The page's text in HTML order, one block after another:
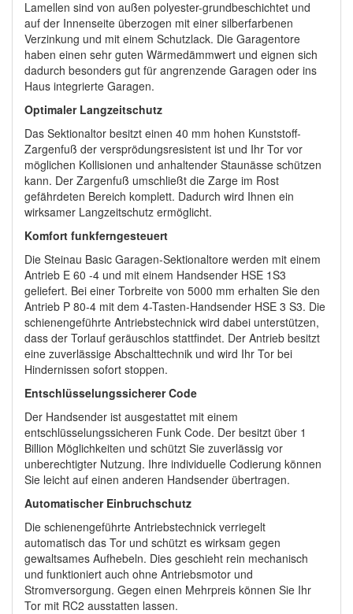
Lamellen sind von außen polyester-grundbeschichtet und
auf der Innenseite überzogen mit einer silberfarbenen
Verzinkung und mit einem Schutzlack. Die Garagentore
haben einen sehr guten Wärmedämmwert und eignen sich
dadurch besonders gut für angrenzende Garagen oder ins
Haus integrierte Garagen.
Optimaler Langzeitschutz
Das Sektionaltor besitzt einen 40 mm hohen Kunststoff-
Zargenfuß der versprödungsresistent ist und Ihr Tor vor
möglichen Kollisionen und anhaltender Staunässe schützen
kann. Der Zargenfuß umschließt die Zarge im Rost
gefährdeten Bereich komplett. Dadurch wird Ihnen ein
wirksamer Langzeitschutz ermöglicht.
Komfort funkferngesteuert
Die Steinau Basic Garagen-Sektionaltore werden mit einem
Antrieb E 60 -4 und mit einem Handsender HSE 1S3
geliefert. Bei einer Torbreite von 5000 mm erhalten Sie den
Antrieb P 80-4 mit dem 4-Tasten-Handsender HSE 3 S3. Die
schienengeführte Antriebstechnick wird dabei unterstützen,
dass der Torlauf geräuschlos stattfindet. Der Antrieb besitzt
eine zuverlässige Abschalttechnik und wird Ihr Tor bei
Hindernissen sofort stoppen.
Entschlüsselungssicherer Code
Der Handsender ist ausgestattet mit einem
entschlüsselungssicheren Funk Code. Der besitzt über 1
Billion Möglichkeiten und schützt Sie zuverlässig vor
unberechtigter Nutzung. Ihre individuelle Codierung können
Sie leicht auf einen anderen Handsender übertragen.
Automatischer Einbruchschutz
Die schienengeführte Antriebstechnick verriegelt
automatisch das Tor und schützt es wirksam gegen
gewaltsames Aufhebeln. Dies geschieht rein mechanisch
und funktioniert auch ohne Antriebsmotor und
Stromversorgung. Gegen einen Mehrpreis können Sie Ihr
Tor mit RC2 ausstatten lassen.